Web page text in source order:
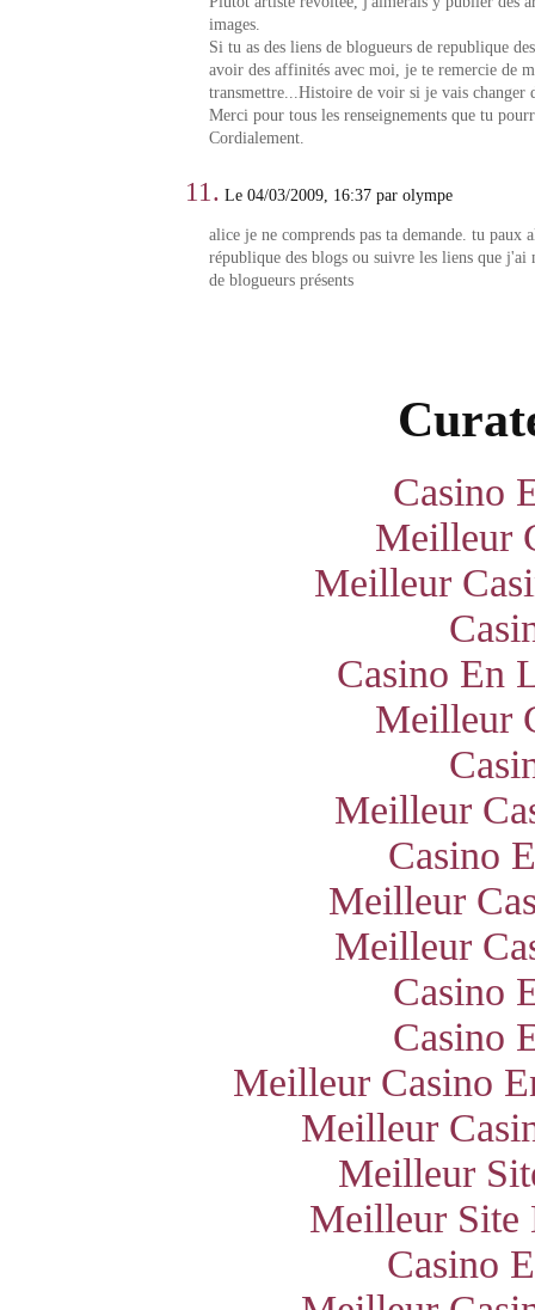
images.
Si tu as des liens de blogueurs de republique
avoir des affinités avec moi, je te remercie de
transmettre...Histoire de voir si je vais changer
Merci pour tous les renseignements que tu
Cordialement.
11. Le 04/03/2009, 16:37 par olympe
alice je ne comprends pas ta demande. tu paux
république des blogs ou suivre les liens que
de blogueurs présents
Casino
Meilleur
Meilleur
Casino En
Meilleur
Meilleur
Casino
Meilleur
Meilleur
Casino
Casino
Meilleur Casino
Meilleur
Meilleur
Meilleur Site
Casino